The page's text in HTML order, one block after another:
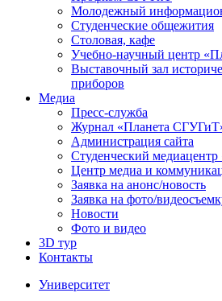
Молодежный
Студенческие общежития
Столовая, кафе
Учебно-научный центр
Выставочный зал
приборов
Медиа
Пресс-служба
Журнал «Планета
Администрация сайта
Студенческий
Центр медиа и
Заявка на анонс/новость
Заявка на фото/
Новости
Фото и видео
3D тур
Контакты
Университет